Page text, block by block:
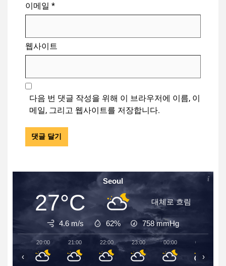
이메일 *
웹사이트
다음 번 댓글 작성을 위해 이 브라우저에 이름, 이
메일, 그리고 웹사이트를 저장합니다.
Seoul
27°C 대체로 흐림
4.6 m/s 62% 758mmHg
20:00 21:00 22:00 23:00 00:00 01:00
‹ ›